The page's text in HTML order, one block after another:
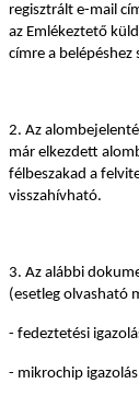
regisztrált e-mail
az Emlékeztető
címre a belépéshez
2. Az
már elkezdett
félbeszakad a
visszahívható.
3. Az alábbi
(esetleg olvasható
- fedeztetési
- mikrochip igazolás